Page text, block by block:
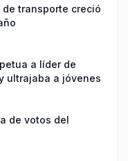
transporte creció
a líder de
ultrajaba a jóvenes
de votos del